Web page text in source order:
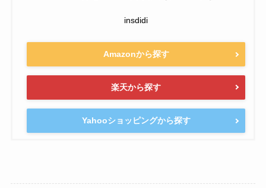
insdidi
Amazonから探す
楽天から探す
Yahooショッピングから探す